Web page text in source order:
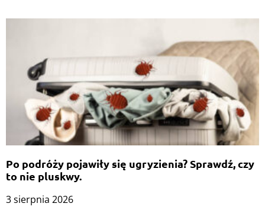
Po podróży pojawiły się ugryzienia? Sprawdź, czy
to nie pluskwy.
3 sierpnia 2026